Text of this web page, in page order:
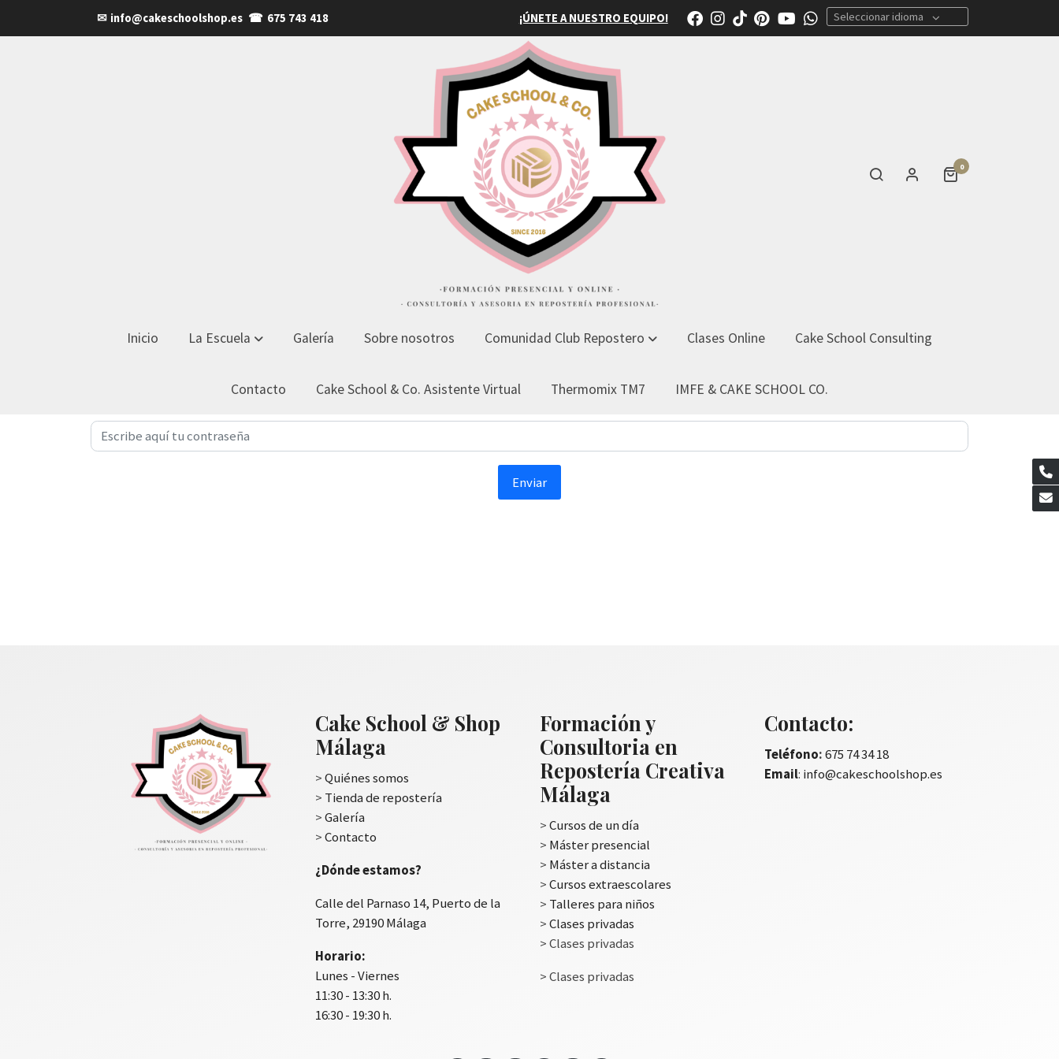
✉ info@cakeschoolshop.es ☎ 675 743 418 ¡ÚNETE A NUESTRO EQUIPO! Seleccionar idioma
0
Inicio La Escuela Galería Sobre nosotros Comunidad Club Repostero Clases Online Cake School Consulting
Contacto Cake School & Co. Asistente Virtual Thermomix TM7 IMFE & CAKE SCHOOL CO.
Introduce tu contraseña
Enviar
Cake School & Shop
Málaga
>Quiénes somos
> Tienda de repostería
>Galería
>Contacto
¿Dónde estamos?
Calle del Parnaso 14, Puerto de la
Torre, 29190 Málaga
Horario:
Lunes - Viernes
11:30 - 13:30 h.
16:30 - 19:30 h.
Formación y
Consultoria en
Repostería Creativa
Málaga
>Cursos de un día
> Máster presencial
> Máster a distancia
>Cursos extraescolares
> Talleres para niños
>Clases privadas
> Clases privadas
> Clases privadas
Contacto:
Teléfono:675 74 34 18
Email: info@cakeschoolshop.es